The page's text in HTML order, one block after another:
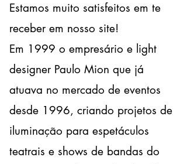
Estamos muito satisfeitos em te
receber em nosso site!
Em 1999 o empresário e light
designer Paulo Mion que já
atuava no mercado de eventos
desde 1996, criando projetos de
iluminação para espetáculos
teatrais e shows de bandas do